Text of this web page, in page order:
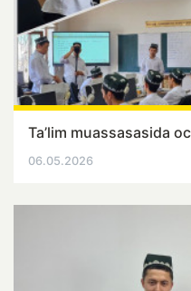
Ta’lim muassasasida
06.05.2026